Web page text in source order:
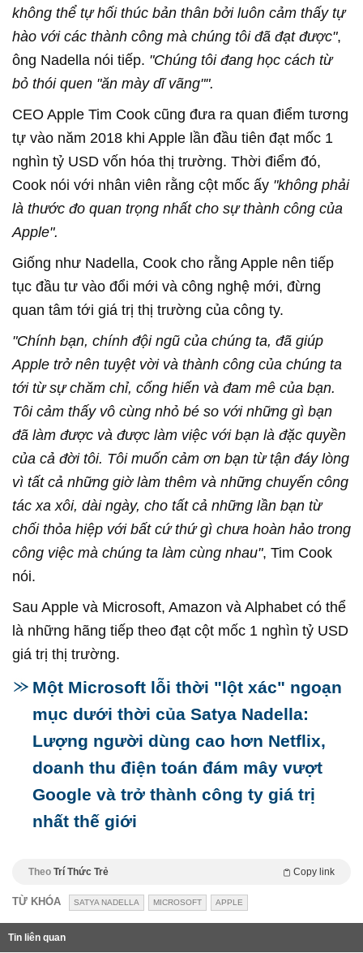
không thể tự hối thúc bản thân bởi luôn cảm thấy tự
hào với các thành công mà chúng tôi đã đạt được",
ông Nadella nói tiếp. "Chúng tôi đang học cách từ
bỏ thói quen "ăn mày dĩ vãng"".
CEO Apple Tim Cook cũng đưa ra quan điểm tương
tự vào năm 2018 khi Apple lần đầu tiên đạt mốc 1
nghìn tỷ USD vốn hóa thị trường. Thời điểm đó,
Cook nói với nhân viên rằng cột mốc ấy "không phải
là thước đo quan trọng nhất cho sự thành công của
Apple".
Giống như Nadella, Cook cho rằng Apple nên tiếp
tục đầu tư vào đổi mới và công nghệ mới, đừng
quan tâm tới giá trị thị trường của công ty.
"Chính bạn, chính đội ngũ của chúng ta, đã giúp
Apple trở nên tuyệt vời và thành công của chúng ta
tới từ sự chăm chỉ, cống hiến và đam mê của bạn.
Tôi cảm thấy vô cùng nhỏ bé so với những gì bạn
đã làm được và được làm việc với bạn là đặc quyền
của cả đời tôi. Tôi muốn cảm ơn bạn từ tận đáy lòng
vì tất cả những giờ làm thêm và những chuyến công
tác xa xôi, dài ngày, cho tất cả những lần bạn từ
chối thỏa hiệp với bất cứ thứ gì chưa hoàn hảo trong
công việc mà chúng ta làm cùng nhau", Tim Cook
nói.
Sau Apple và Microsoft, Amazon và Alphabet có thể
là những hãng tiếp theo đạt cột mốc 1 nghìn tỷ USD
giá trị thị trường.
Một Microsoft lỗi thời "lột xác" ngoạn
mục dưới thời của Satya Nadella:
Lượng người dùng cao hơn Netflix,
doanh thu điện toán đám mây vượt
Google và trở thành công ty giá trị
nhất thế giới
Theo Trí Thức Trẻ Copy link
TỪ KHÓA SATYA NADELLA MICROSOFT APPLE
Tin liên quan